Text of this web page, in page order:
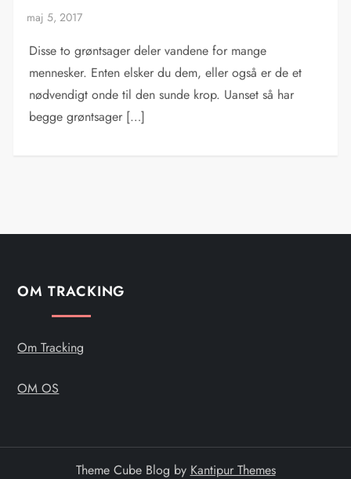
Disse to grøntsager deler vandene for mange
mennesker. Enten elsker du dem, eller også er de et
nødvendigt onde til den sunde krop. Uanset så har
begge grøntsager […]
OM TRACKING
Om Tracking
OM OS
Theme Cube Blog by Kantipur Themes